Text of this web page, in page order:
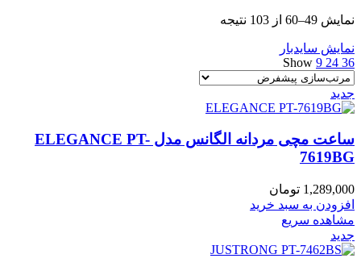
نمایش 49–60 از 103 نتیجه
نمایش سایدبار
Show 9 24 36
جدید
ساعت مچی مردانه الگانس مدل ELEGANCE PT-
7619BG
1,289,000 تومان
افزودن به سبد خرید
مشاهده سریع
جدید